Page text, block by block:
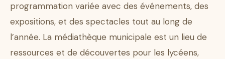
programmation variée avec des événements, des
expositions, et des spectacles tout au long de
l’année. La médiathèque municipale est un lieu de
ressources et de découvertes pour les lycéens,